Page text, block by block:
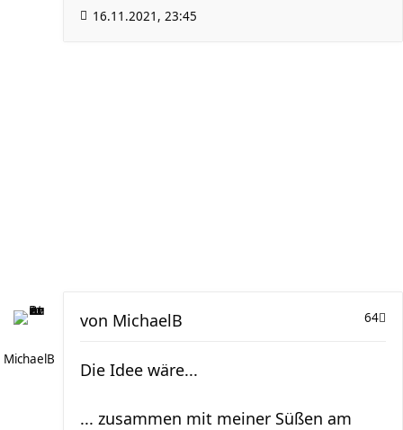
16.11.2021, 23:45
MichaelB
64
von MichaelB
Die Idee wäre...
... zusammen mit meiner Süßen am